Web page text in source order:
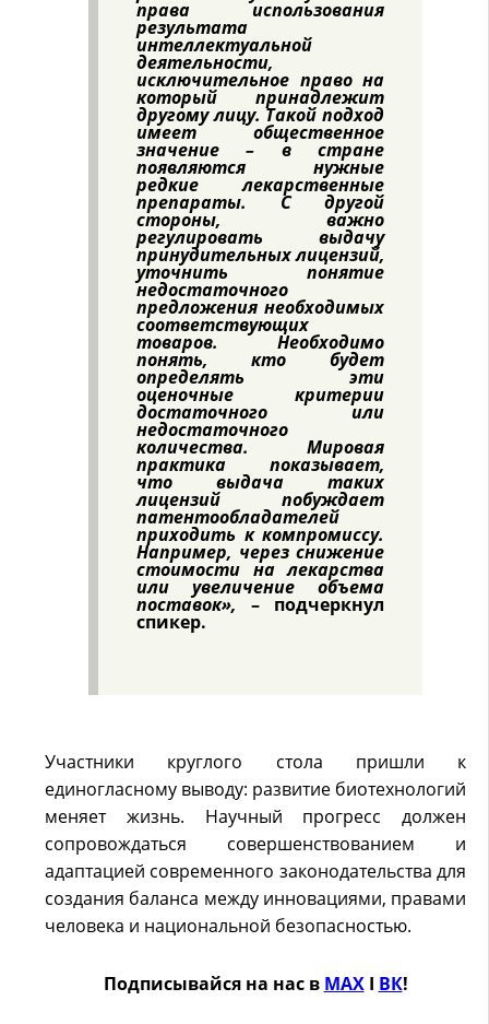
права использования
результата
интеллектуальной
деятельности,
исключительное право на
который принадлежит
другому лицу. Такой подход
имеет общественное
значение – в стране
появляются нужные
редкие лекарственные
препараты. С другой
стороны, важно
регулировать выдачу
принудительных лицензий,
уточнить понятие
недостаточного
предложения необходимых
соответствующих
товаров. Необходимо
понять, кто будет
определять эти
оценочные критерии
достаточного или
недостаточного
количества. Мировая
практика показывает,
что выдача таких
лицензий побуждает
патентообладателей
приходить к компромиссу.
Например, через снижение
стоимости на лекарства
или увеличение объема
поставок», – подчеркнул
спикер.
Участники круглого стола пришли к
единогласному выводу: развитие биотехнологий
меняет жизнь. Научный прогресс должен
сопровождаться совершенствованием и
адаптацией современного законодательства для
создания баланса между инновациями, правами
человека и национальной безопасностью.
Подписывайся на нас в MAXӀ ВК!